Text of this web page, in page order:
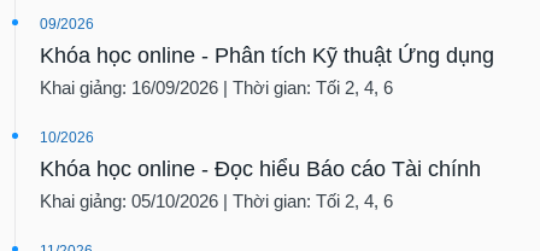
09/2026
Khóa học online - Phân tích Kỹ thuật Ứng dụng
Khai giảng: 16/09/2026 | Thời gian: Tối 2, 4, 6
10/2026
Khóa học online - Đọc hiểu Báo cáo Tài chính
Khai giảng: 05/10/2026 | Thời gian: Tối 2, 4, 6